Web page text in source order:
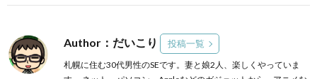
Author：だいこり 投稿一覧
札幌に住む30代男性のSEです。妻と娘2人、楽しくやっていま